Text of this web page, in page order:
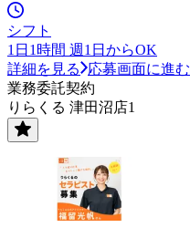
シフト
1日1時間 週1日からOK
詳細を見る
応募画面に進む
業務委託契約
りらくる 津田沼店1